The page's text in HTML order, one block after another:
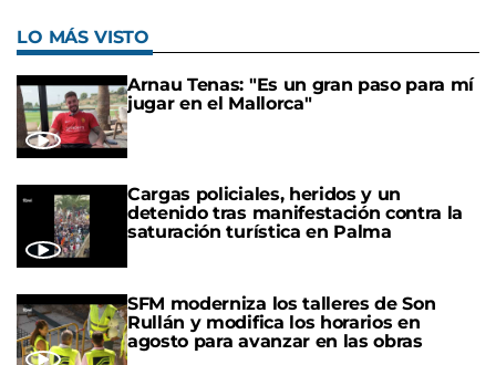
LO MÁS VISTO
Arnau Tenas: "Es un gran paso para mí
jugar en el Mallorca"
Cargas policiales, heridos y un
detenido tras manifestación contra la
saturación turística en Palma
SFM moderniza los talleres de Son
Rullán y modifica los horarios en
agosto para avanzar en las obras